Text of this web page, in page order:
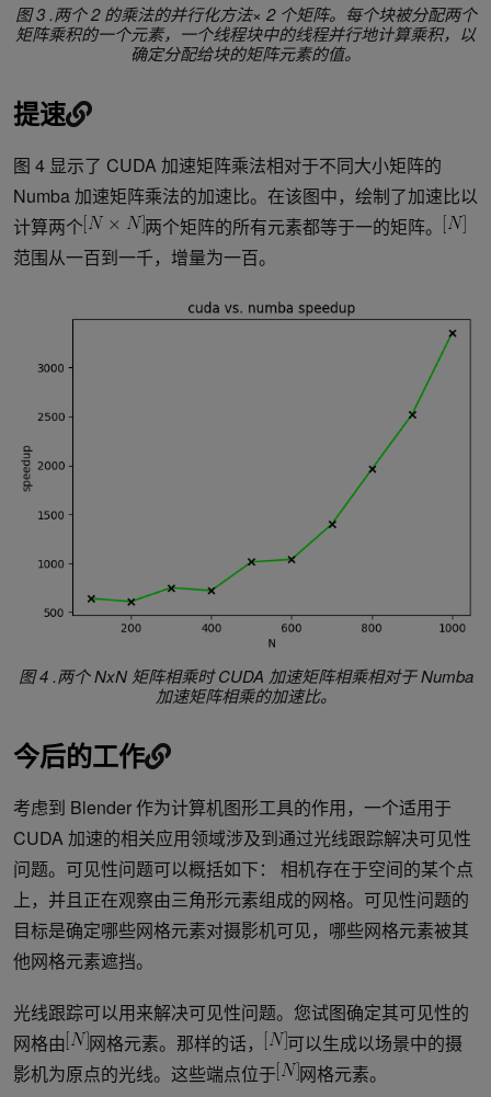
图 3 .两个 2 的乘法的并行化方法× 2 个矩阵。每个块被分配两个
矩阵乘积的一个元素，一个线程块中的线程并行地计算乘积，以
确定分配给块的矩阵元素的值。
提速
图 4 显示了 CUDA 加速矩阵乘法相对于不同大小矩阵的
Numba 加速矩阵乘法的加速比。在该图中，绘制了加速比以
计算两个
两个矩阵的所有元素都等于一的矩阵。
范围从一百到一千，增量为一百。
图 4 .两个 NxN 矩阵相乘时 CUDA 加速矩阵相乘相对于 Numba
加速矩阵相乘的加速比。
今后的工作
考虑到 Blender 作为计算机图形工具的作用，一个适用于
CUDA 加速的相关应用领域涉及到通过光线跟踪解决可见性
问题。可见性问题可以概括如下： 相机存在于空间的某个点
上，并且正在观察由三角形元素组成的网格。可见性问题的
目标是确定哪些网格元素对摄影机可见，哪些网格元素被其
他网格元素遮挡。
光线跟踪可以用来解决可见性问题。您试图确定其可见性的
网格由
网格元素。那样的话，
可以生成以场景中的摄
影机为原点的光线。这些端点位于
网格元素。